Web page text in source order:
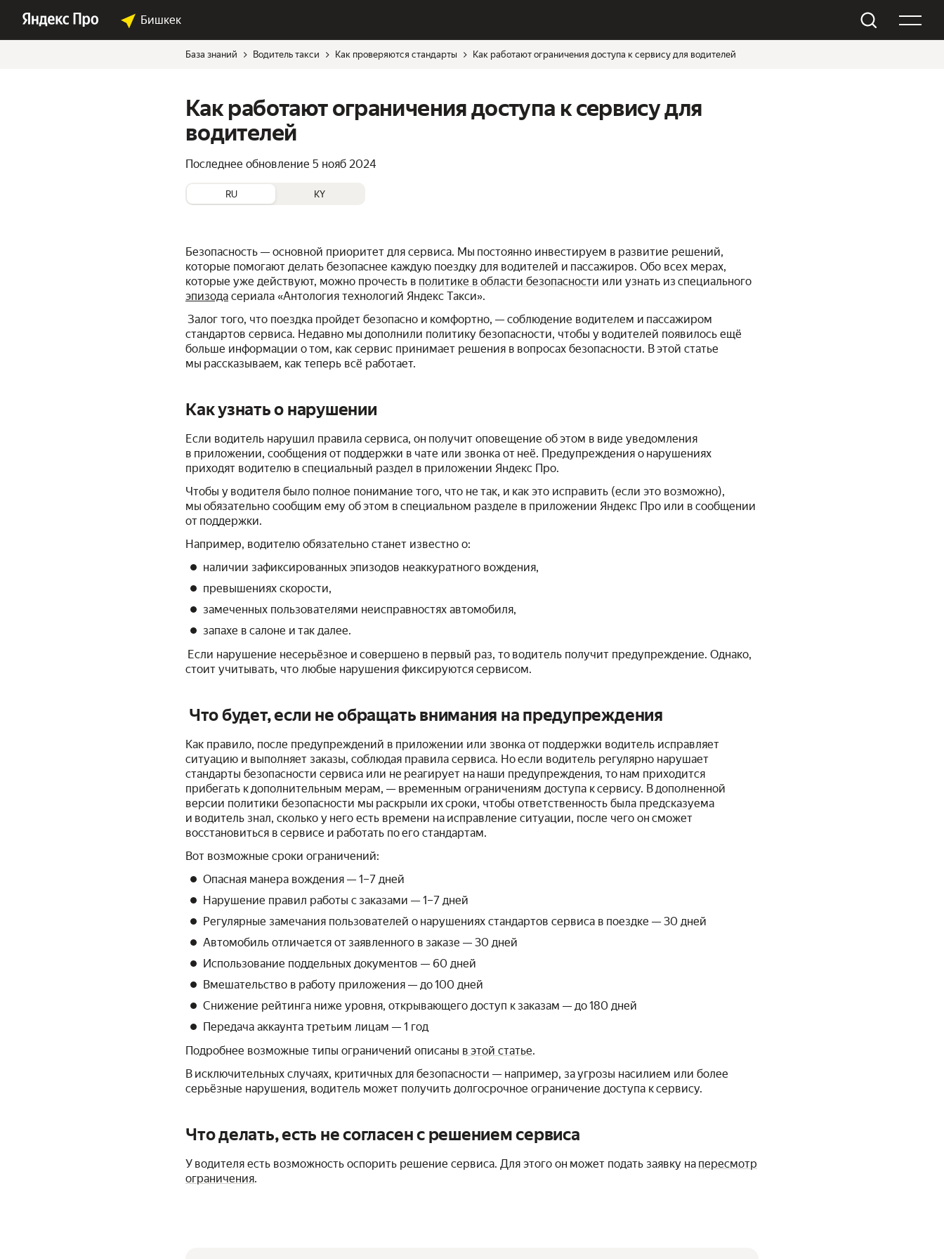
Бишкек
База знаний Водитель такси Как проверяются стандарты Как работают ограничения доступа к сервису для водителей
Как работают ограничения доступа к сервису для
водителей
Последнее обновление 5 нояб 2024
RU KY
Безопасность — основной приоритет для сервиса. Мы постоянно инвестируем в развитие решений,
которые помогают делать безопаснее каждую поездку для водителей и пассажиров. Обо всех мерах,
которые уже действуют, можно прочесть в политике в области безопасности или узнать из специального
эпизода сериала «Антология технологий Яндекс Такси».
Залог того, что поездка пройдет безопасно и комфортно, — соблюдение водителем и пассажиром
стандартов сервиса. Недавно мы дополнили политику безопасности, чтобы у водителей появилось ещё
больше информации о том, как сервис принимает решения в вопросах безопасности. В этой статье
мы рассказываем, как теперь всё работает.
Как узнать о нарушении
Если водитель нарушил правила сервиса, он получит оповещение об этом в виде уведомления
в приложении, сообщения от поддержки в чате или звонка от неё. Предупреждения о нарушениях
приходят водителю в специальный раздел в приложении Яндекс Про.
Чтобы у водителя было полное понимание того, что не так, и как это исправить (если это возможно),
мы обязательно сообщим ему об этом в специальном разделе в приложении Яндекс Про или в сообщении
от поддержки.
Например, водителю обязательно станет известно о:
наличии зафиксированных эпизодов неаккуратного вождения,
превышениях скорости,
замеченных пользователями неисправностях автомобиля,
запахе в салоне и так далее.
Если нарушение несерьёзное и совершено в первый раз, то водитель получит предупреждение. Однако,
стоит учитывать, что любые нарушения фиксируются сервисом.
Что будет, если не обращать внимания на предупреждения
Как правило, после предупреждений в приложении или звонка от поддержки водитель исправляет
ситуацию и выполняет заказы, соблюдая правила сервиса. Но если водитель регулярно нарушает
стандарты безопасности сервиса или не реагирует на наши предупреждения, то нам приходится
прибегать к дополнительным мерам, — временным ограничениям доступа к сервису. В дополненной
версии политики безопасности мы раскрыли их сроки, чтобы ответственность была предсказуема
и водитель знал, сколько у него есть времени на исправление ситуации, после чего он сможет
восстановиться в сервисе и работать по его стандартам.
Вот возможные сроки ограничений:
Опасная манера вождения — 1–7 дней
Нарушение правил работы с заказами — 1–7 дней
Регулярные замечания пользователей о нарушениях стандартов сервиса в поездке — 30 дней
Автомобиль отличается от заявленного в заказе — 30 дней
Использование поддельных документов — 60 дней
Вмешательство в работу приложения — до 100 дней
Снижение рейтинга ниже уровня, открывающего доступ к заказам — до 180 дней
Передача аккаунта третьим лицам — 1 год
Подробнее возможные типы ограничений описаны в этой статье.
В исключительных случаях, критичных для безопасности — например, за угрозы насилием или более
серьёзные нарушения, водитель может получить долгосрочное ограничение доступа к сервису.
Что делать, есть не согласен с решением сервиса
У водителя есть возможность оспорить решение сервиса. Для этого он может подать заявку на пересмотр
ограничения.